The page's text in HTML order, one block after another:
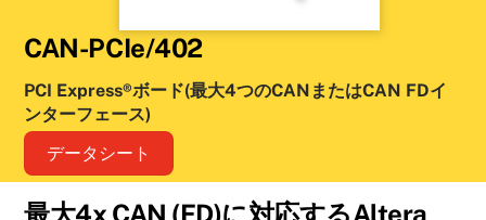
CAN-PCIe/402
PCI Express®ボード(最大4つのCANまたはCAN FDイ
ンターフェース)
データシート